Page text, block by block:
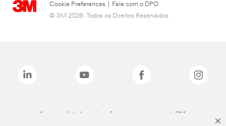
Cookie Preferences
Fale com o DPO
© 3M 2026. Todos os Direitos Reservados.
As marcas listadas a cima são marcas comerciais da 3M.